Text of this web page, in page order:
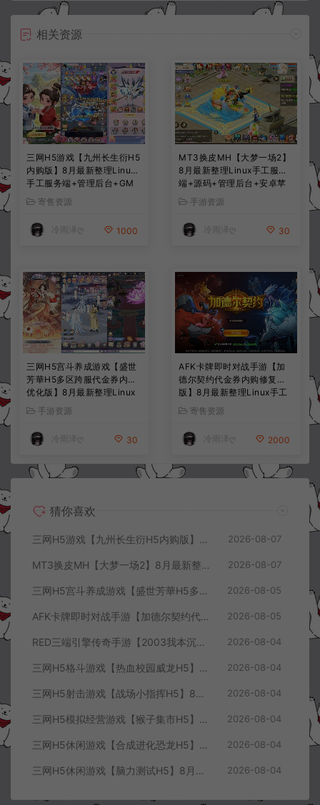
相关资源
三网H5游戏【九州长生衍H5
内购版】8月最新整理Linux
手工服务端+管理后台+GM
授权后台+简易安卓客户端
+详细搭建教程+视频教程
寄售资源
冷雨泽ღ 1000
MT3换皮MH【大梦一场2】
8月最新整理Linux手工服务
端+源码+管理后台+安卓苹
果双端+详细搭建教程+视频
教程
手游资源
冷雨泽ღ 30
三网H5宫斗养成游戏【盛世
芳華H5多区跨服代金券内购
优化版】8月最新整理Linux
手工服务端+CDK授权后台
+全资源安卓+详细搭建教程
+视频教程
手游资源
冷雨泽ღ 30
AFK卡牌即时对战手游【加
德尔契约代金券内购修复
版】8月最新整理Linux手工
服务端+前后端全套源码+CD
K授权后台+安卓苹果双端
+详细搭建教程+视频教程
寄售资源
冷雨泽ღ 2000
猜你喜欢
三网H5游戏【九州长生衍H5内购版】8月最新整理Linux手工服务端+管理后台+GM授权后台+简易安卓客户端+详细搭建教程+视频教程 2026-08-07
MT3换皮MH【大梦一场2】8月最新整理Linux手工服务端+源码+管理后台+安卓苹果双端+详细搭建教程+视频教程 2026-08-07
三网H5宫斗养成游戏【盛世芳華H5多区跨服代金券内购优化版】8月最新整理Linux手工服务端+CDK授权后台+全资源安卓+详细搭建教程+视频教程 2026-08-05
AFK卡牌即时对战手游【加德尔契约代金券内购修复版】8月最新整理Linux手工服务端+前后端全套源码+CDK授权后台+安卓苹果双端+详细搭建教程+视频教程 2026-08-05
RED三端引擎传奇手游【2003我本沉默三职业】8月最新整理Win一键服务端+PC安卓+详细搭建教程 2026-08-04
三网H5格斗游戏【热血校园威龙H5】8月最新整理Linux手工服务端+Win一键服务端+解压即玩+简易安卓客户端+详细搭建教程 2026-08-04
三网H5射击游戏【战场小指挥H5】8月最新整理Linux手工服务端+Win一键服务端+解压即玩+简易安卓客户端+详细搭建教程 2026-08-04
三网H5模拟经营游戏【猴子集市H5】8月最新整理Linux手工服务端+Win一键服务端+解压即玩+简易安卓客户端+详细搭建教程 2026-08-04
三网H5休闲游戏【合成进化恐龙H5】8月最新整理Linux手工服务端+Win一键服务端+解压即玩+简易安卓客户端+详细搭建教程 2026-08-04
三网H5休闲游戏【脑力测试H5】8月最新整理Linux手工服务端+Win一键服务端+解压即玩+简易安卓客户端+详细搭建教程 2026-08-04